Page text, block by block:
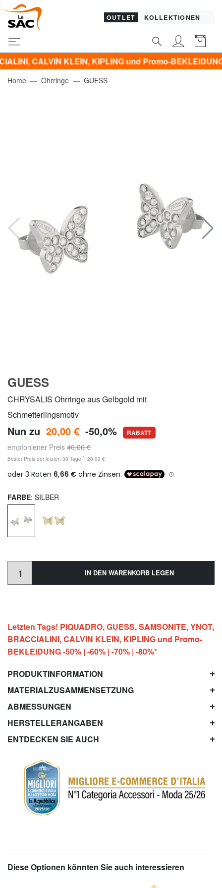
OUTLET KOLLEKTIONEN
KLEIN, KIPLING und Promo-BEKLEIDUNG -50% | -
Home Ohrringe GUESS
GUESS
CHRYSALIS Ohrringe aus Gelbgold mit
Schmetterlingsmotiv
Nun zu 20,00 € -50,0% RABATT
empfohlener Preis 40,00 €
Bester Preis der letzten 30 Tage**: 20,00 €
FARBE: SILBER
IN DEN WARENKORB LEGEN
Letzten Tags! PIQUADRO, GUESS, SAMSONITE, YNOT,
BRACCIALINI, CALVIN KLEIN, KIPLING und Promo-
BEKLEIDUNG -50% | -60% | -70% | -80%*
PRODUKTINFORMATION
MATERIALZUSAMMENSETZUNG
ABMESSUNGEN
HERSTELLERANGABEN
ENTDECKEN SIE AUCH
Diese Optionen könnten Sie auch interessieren